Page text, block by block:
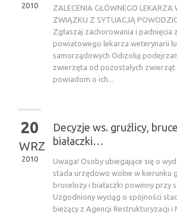
2010
ZALECENIA GŁÓWNEGO LEKARZA
ZWIĄZKU Z SYTUACJĄ
Zgłaszaj zachorowania i padnięcia
powiatowego lekarza weterynarii
samorządowych Odizoluj
zwierzęta od pozostałych zwierząt
powiadom o ich...
20
WRZ
2010
Decyzje ws. gruźlicy,
białaczki…
Uwaga! Osoby ubiegające się o
stada urzędowo wolne w kierunku
brucelozy i białaczki powinny przy
Uzgodniony wyciąg o spójności
bieżący z Agencji Restrukturyzacji i